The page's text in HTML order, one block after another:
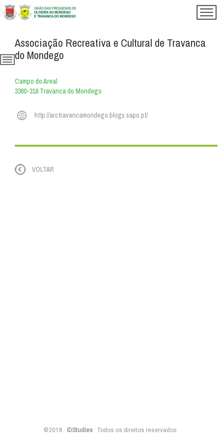
Associação Recreativa e Cultural de Travanca
do Mondego
Campo do Areal
3360-316 Travanca do Mondego
http://arctravancamondego.blogs.sapo.pt/
VOLTAR
©2018 · IDStudies· Todos os direitos reservados